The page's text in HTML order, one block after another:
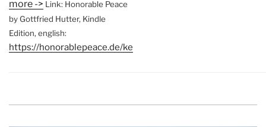
more -> Link: Honorable Peace
by Gottfried Hutter, Kindle
Edition, english:
https://honorablepeace.de/ke